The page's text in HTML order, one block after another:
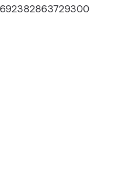
692382863729300